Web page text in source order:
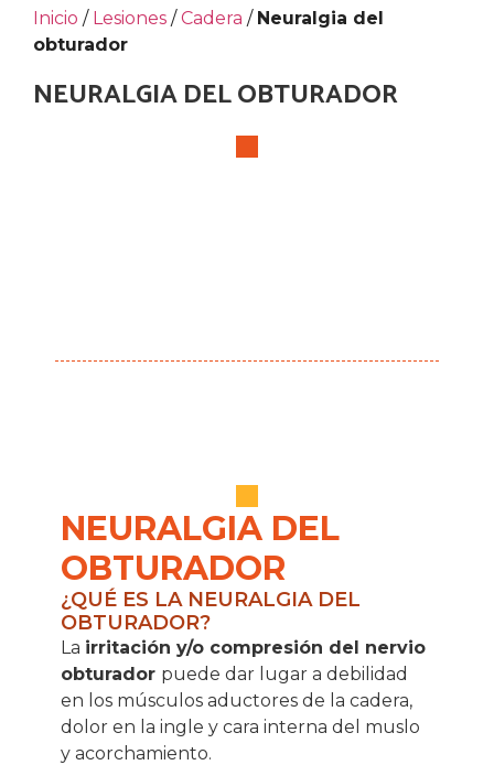
Inicio / Lesiones /Cadera / Neuralgia del
obturador
NEURALGIA DEL OBTURADOR
NEURALGIA DEL
OBTURADOR
¿QUÉ ES LA NEURALGIA DEL
OBTURADOR?
La irritación y/o compresión del nervio
obturador puede dar lugar a debilidad
en los músculos aductores de la cadera,
dolor en la ingle y cara interna del muslo
y acorchamiento.